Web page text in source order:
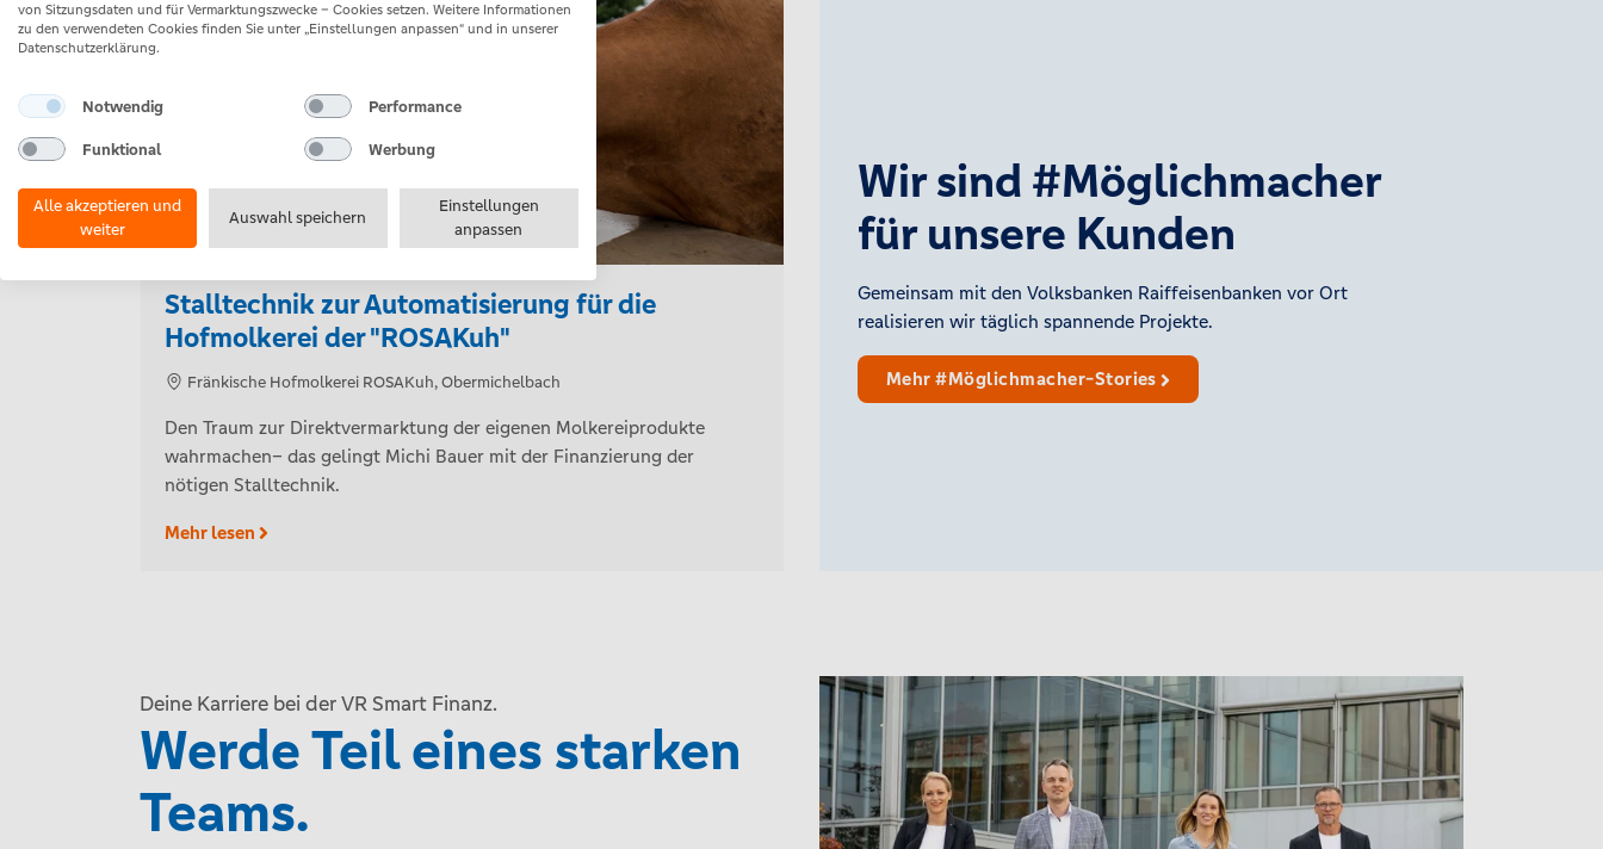
Stalltechnik zur Automatisierung für die
Hofmolkerei der "ROSAKuh"
Fränkische Hofmolkerei ROSAKuh, Obermichelbach
Den Traum zur Direktvermarktung der eigenen Molkereiprodukte
wahrmachen– das gelingt Michi Bauer mit der Finanzierung der
nötigen Stalltechnik.
Mehr lesen
Wir sind #Möglichmacher
für unsere Kunden
Gemeinsam mit den Volksbanken Raiffeisenbanken vor Ort
realisieren wir täglich spannende Projekte.
Mehr #Möglichmacher-Stories
Deine Karriere bei der VR Smart Finanz.
Werde Teil eines starken
Teams.
von Sitzungsdaten und für Vermarktungszwecke – Cookies setzen. Weitere Informationen
zu den verwendeten Cookies finden Sie unter „Einstellungen anpassen“ und in unserer
Datenschutzerklärung.
Notwendig Performance
Funktional Werbung
Alle akzeptieren und
weiter
Auswahl speichern
Einstellungen
anpassen